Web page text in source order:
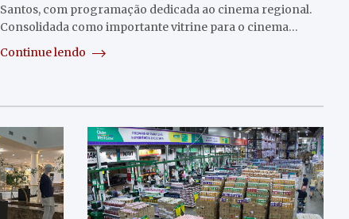
Santos, com programação dedicada ao cinema regional.
Consolidada como importante vitrine para o cinema…
Continue lendo